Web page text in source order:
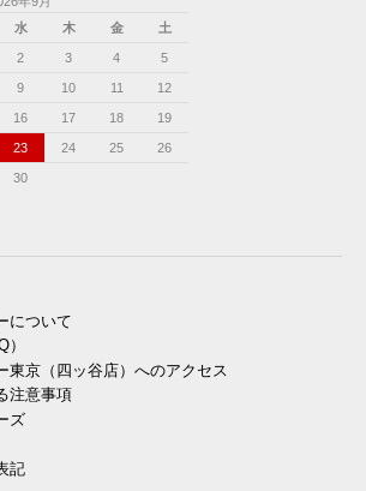
水 木 金 土
2 3 4 5
9 10 11 12
16 17 18 19
23 24 25 26
30
について
東京（四ッ谷店）へのアクセス
注意事項
ズ
記